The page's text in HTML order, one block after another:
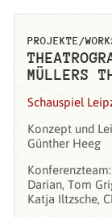
PROJEKTE/
MÜLLERS
Schauspiel
Konzept und
Günther Heeg
Darian, Tom
Katja Iltzsche,